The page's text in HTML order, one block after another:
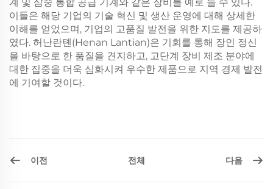
이들은 해당 기업의 기술 혁신 및 생산 운영에 대해 상세한
이해를 얻었으며, 기업의 고품질 발전을 위한 지도를 제공하
였다. 허난란톈(Henan Lantian)은 기회를 통해 장인 정신
을 바탕으로 한 품질을 견지하고, 고단계 장비 제조 분야에
대한 집중을 더욱 심화시켜 우수한 제품으로 지역 경제 발전
에 기여할 것이다.
이전 전체 다음